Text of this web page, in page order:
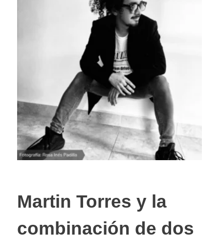
Martin Torres y la
combinación de dos